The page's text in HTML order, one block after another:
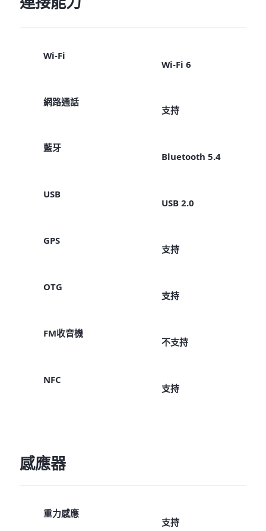
Wi-Fi
Wi-Fi 6
網路通話
支持
藍牙
Bluetooth 5.4
USB
USB 2.0
GPS
支持
OTG
支持
FM收音機
不支持
NFC
支持
感應器
重力感應
支持